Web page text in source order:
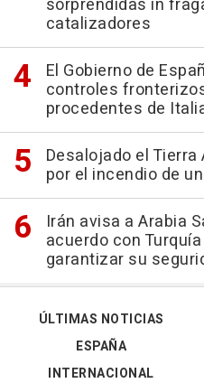
sorprendidas in
catalizadores
El Gobierno de
controles
procedentes de
Desalojado el
por el incendio de
Irán avisa a Arabia
acuerdo con
garantizar su
ÚLTIMAS NOTICIAS
ESPAÑA
INTERNACIONAL